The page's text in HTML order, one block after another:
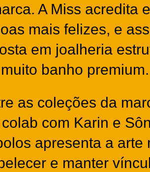
A Miss acredita
mais felizes, e
em joalheria
banho premium.
as coleções da
com Karin e
apresenta a arte
e manter